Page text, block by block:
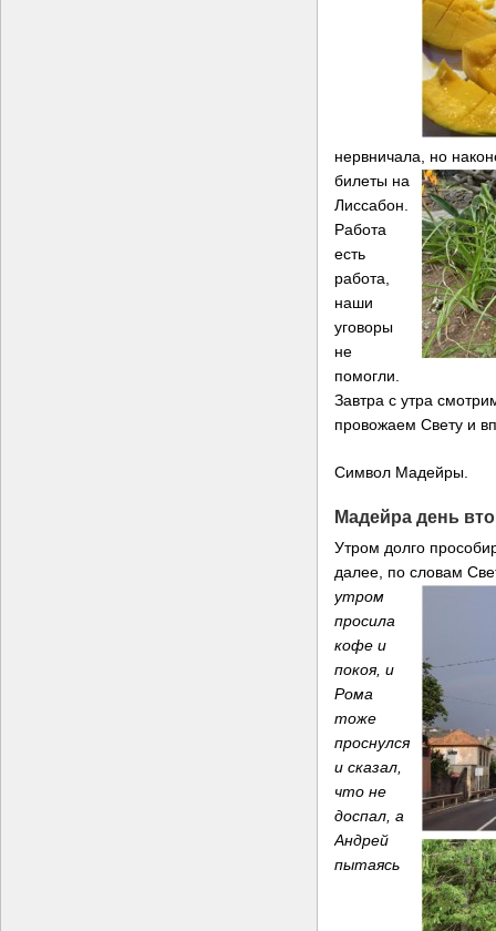
нервничала, но
билеты на
Лиссабон.
Работа
есть
работа,
наши
уговоры
не
помогли.
Завтра с утра
провожаем Свету и
Символ Мадейры.
Мадейра день
Утром долго
далее, по словам
утром
просила
кофе и
покоя, и
Рома
тоже
проснулся
и сказал,
что не
доспал, а
Андрей
пытаясь